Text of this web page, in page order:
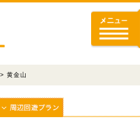
> 黄金山